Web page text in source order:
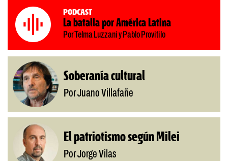
Podcast
La batalla por América Latina
Por Telma Luzzani y Pablo Provitilo
Soberanía cultural
Por Juano Villafañe
El patriotismo según Milei
Por Jorge Vilas